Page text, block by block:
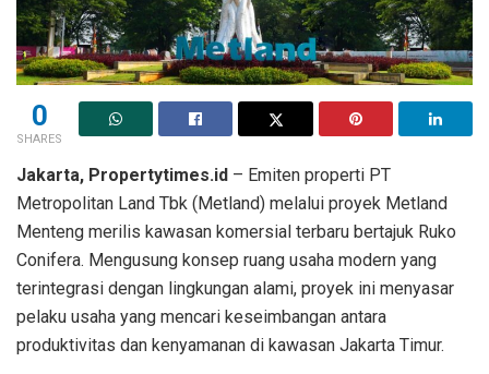
0
SHARES
Jakarta, Propertytimes.id – Emiten properti PT
Metropolitan Land Tbk (Metland) melalui proyek Metland
Menteng merilis kawasan komersial terbaru bertajuk Ruko
Conifera. Mengusung konsep ruang usaha modern yang
terintegrasi dengan lingkungan alami, proyek ini menyasar
pelaku usaha yang mencari keseimbangan antara
produktivitas dan kenyamanan di kawasan Jakarta Timur.